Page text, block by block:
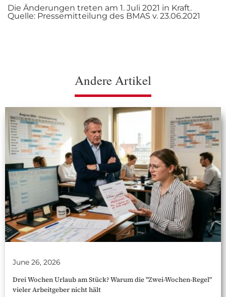
Die Änderungen treten am 1. Juli 2021 in Kraft.
Quelle: Pressemitteilung des BMAS v. 23.06.2021
Andere Artikel
June 26, 2026
Drei Wochen Urlaub am Stück? Warum die "Zwei-Wochen-Regel"
vieler Arbeitgeber nicht hält